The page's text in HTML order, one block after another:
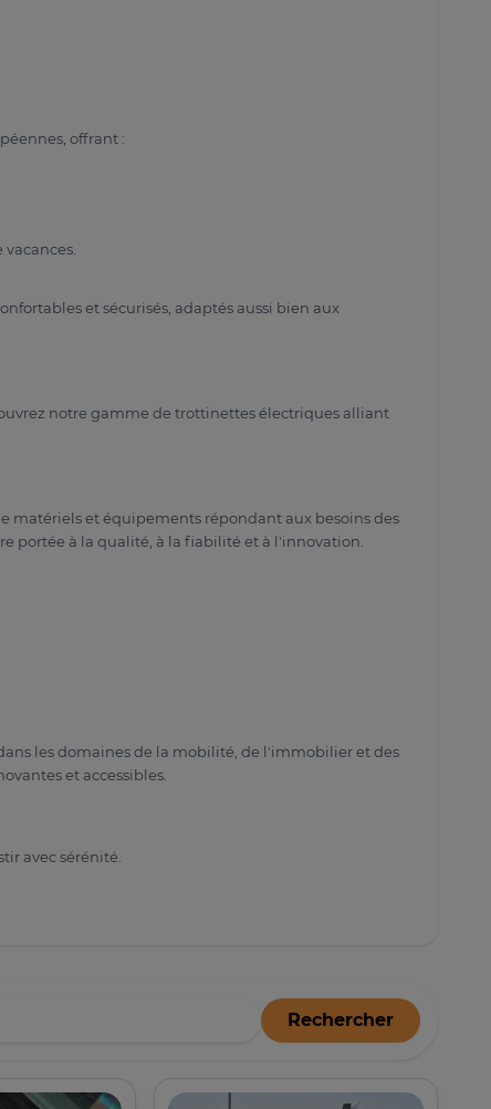
offrant :
et sécurisés, adaptés aussi bien aux
notre gamme de trottinettes électriques alliant
matériels et équipements répondant aux besoins des
portée à la qualité, à la fiabilité et à l'innovation.
les domaines de la mobilité, de l'immobilier et des
et accessibles.
avec sérénité.
Rechercher